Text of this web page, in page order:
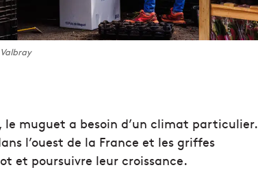
muguet a besoin d’un climat particulier.
l’ouest de la France et les griffes
et poursuivre leur croissance.